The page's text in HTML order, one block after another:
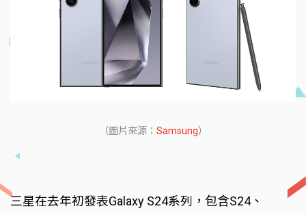
（圖片來源： Samsung）
三星在去年初發表Galaxy S24系列，包含S24、